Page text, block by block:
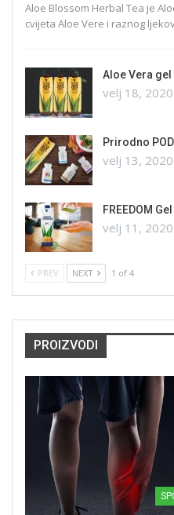
Aloe Blossom Herbal Tea je
cvijeta Aloe Vere i raznog
Aloe Vera gel
velj 18, 2020
Prirodno
velj 13, 2020
FREEDOM
velj 11, 2020
PREV NEXT 1 of 4
PROIZVODI